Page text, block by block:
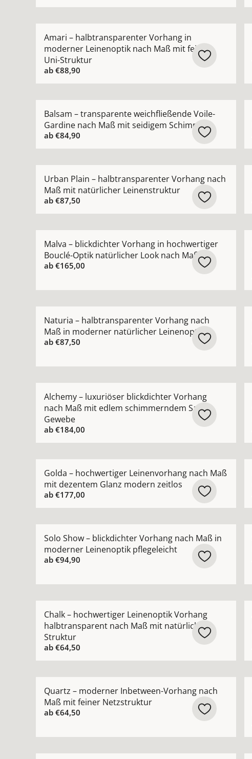
Amari – halbtransparenter Vorhang in
moderner Leinenoptik nach Maß mit feiner
Uni-Struktur
ab €88,90
Balsam – transparente weichfließende Voile-
Gardine nach Maß mit seidigem Schimmer
ab €84,90
Urban Plain – halbtransparenter Vorhang nach
Maß mit natürlicher Leinenstruktur
ab €87,50
Malva – blickdichter Vorhang in hochwertiger
Bouclé-Optik natürlicher Look nach Maß
ab €165,00
Naturia – halbtransparenter Vorhang nach
Maß in moderner natürlicher Leinenoptik
ab €87,50
Alchemy – luxuriöser blickdichter Vorhang
nach Maß mit edlem schimmerndem Satin-
Gewebe
ab €184,00
Golda – hochwertiger Leinenvorhang nach Maß
mit dezentem Glanz modern zeitlos
ab €177,00
Solo Show – blickdichter Vorhang nach Maß in
moderner Leinenoptik pflegeleicht
ab €94,90
Chalk – hochwertiger Leinenoptik Vorhang
halbtransparent nach Maß mit natürlicher
Struktur
ab €64,50
Quartz – moderner Inbetween-Vorhang nach
Maß mit feiner Netzstruktur
ab €64,50